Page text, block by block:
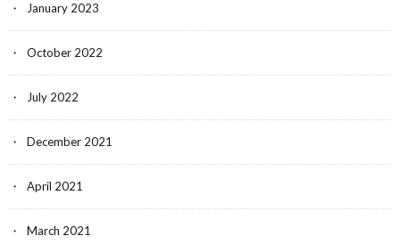
January 2023
October 2022
July 2022
December 2021
April 2021
March 2021